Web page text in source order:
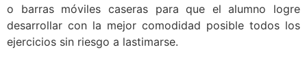
o barras móviles caseras para que el alumno logre
desarrollar con la mejor comodidad posible todos los
ejercicios sin riesgo a lastimarse.